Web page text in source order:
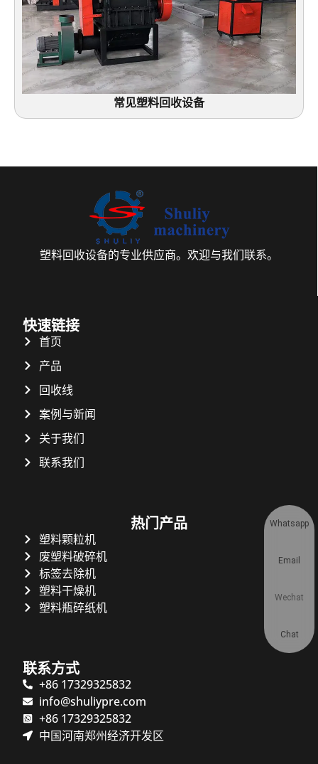
常见塑料回收设备
塑料回收设备的专业供应商。欢迎与我们联系。
快速链接
首页
产品
回收线
案例与新闻
关于我们
联系我们
热门产品
塑料颗粒机
废塑料破碎机
标签去除机
塑料干燥机
塑料瓶碎纸机
联系方式
+86 17329325832
info@shuliypre.com
+86 17329325832
中国河南郑州经济开发区
Whatsapp
Email
Wechat
Chat